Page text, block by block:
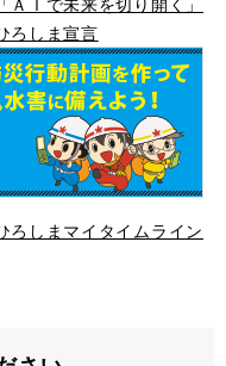
ろしま宣言
ろしまマイタイムライン